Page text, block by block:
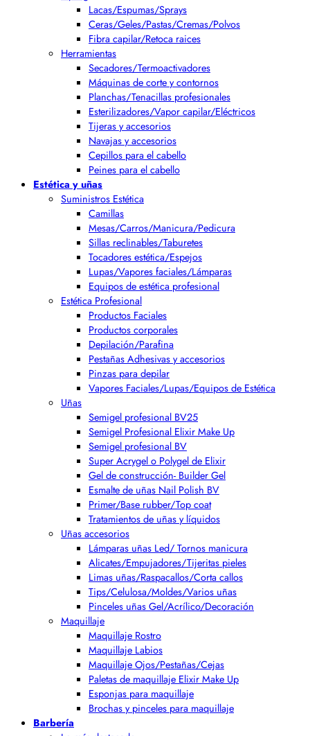
Lacas/Espumas/Sprays
Ceras/Geles/Pastas/Cremas/Polvos
Fibra capilar/Retoca raices
Herramientas
Secadores/Termoactivadores
Máquinas de corte y contornos
Planchas/Tenacillas profesionales
Esterilizadores/Vapor capilar/Eléctricos
Tijeras y accesorios
Navajas y accesorios
Cepillos para el cabello
Peines para el cabello
Estética y uñas
Suministros Estética
Camillas
Mesas/Carros/Manicura/Pedicura
Sillas reclinables/Taburetes
Tocadores estética/Espejos
Lupas/Vapores faciales/Lámparas
Equipos de estética profesional
Estética Profesional
Productos Faciales
Productos corporales
Depilación/Parafina
Pestañas Adhesivas y accesorios
Pinzas para depilar
Vapores Faciales/Lupas/Equipos de Estética
Uñas
Semigel profesional BV25
Semigel Profesional Elixir Make Up
Semigel profesional BV
Super Acrygel o Polygel de Elixir
Gel de construcción- Builder Gel
Esmalte de uñas Nail Polish BV
Primer/Base rubber/Top coat
Tratamientos de uñas y líquidos
Uñas accesorios
Lámparas uñas Led/ Tornos manicura
Alicates/Empujadores/Tijeritas pieles
Limas uñas/Raspacallos/Corta callos
Tips/Celulosa/Moldes/Varios uñas
Pinceles uñas Gel/Acrílico/Decoración
Maquillaje
Maquillaje Rostro
Maquillaje Labios
Maquillaje Ojos/Pestañas/Cejas
Paletas de maquillaje Elixir Make Up
Esponjas para maquillaje
Brochas y pinceles para maquillaje
Barbería